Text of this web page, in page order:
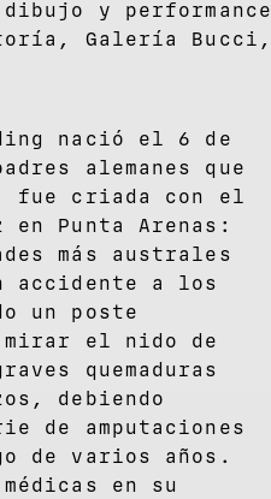
y
Galería Bucci,
nació el 6 de
alemanes que
fue criada con el
en Punta Arenas:
más australes
accidente a los
un poste
el nido de
quemaduras
debiendo
de amputaciones
de varios años.
en su